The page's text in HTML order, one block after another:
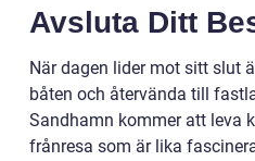
Avsluta Ditt
När dagen lider mot sitt slut
båten och återvända till
Sandhamn kommer att leva
frånresa som är lika